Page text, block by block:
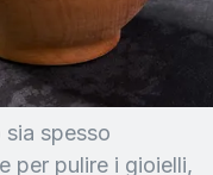
spesso
per pulire i gioielli,